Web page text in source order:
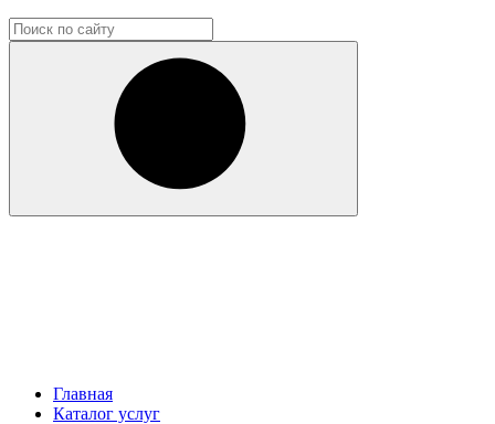
Главная
Каталог услуг